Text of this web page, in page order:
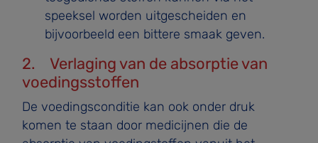
speeksel worden uitgescheiden en
bijvoorbeeld een bit­tere smaak geven.
2. Verlaging van de absorptie van
voedingsstoffen
De voedingsconditie kan ook onder druk
komen te staan door medicijnen die de